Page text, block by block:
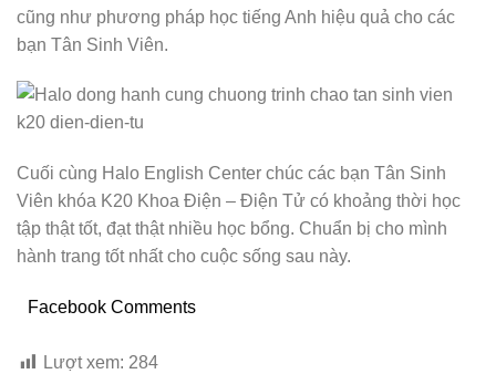
cũng như phương pháp học tiếng Anh hiệu quả cho các
bạn Tân Sinh Viên.
Cuối cùng Halo English Center chúc các bạn Tân Sinh
Viên khóa K20 Khoa Điện – Điện Tử có khoảng thời học
tập thật tốt, đạt thật nhiều học bổng. Chuẩn bị cho mình
hành trang tốt nhất cho cuộc sống sau này.
Facebook Comments
Lượt xem: 284